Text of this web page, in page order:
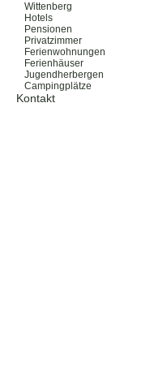
Wittenberg
Hotels
Pensionen
Privatzimmer
Ferienwohnungen
Ferienhäuser
Jugendherbergen
Campingplätze
Kontakt